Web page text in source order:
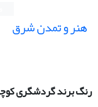
هنر و تمدن شرق
رنگ برند گردشگری